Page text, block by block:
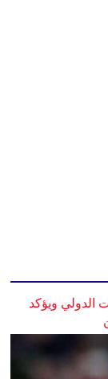
الدولي ويؤكد